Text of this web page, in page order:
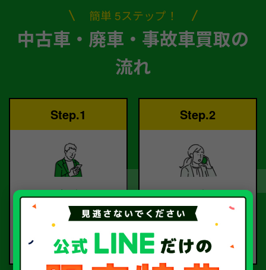
簡単 5ステップ！
中古車・廃車・事故車買取の
流れ
Step.1
ご依頼
お電話または査定フォー
ご依頼ください。
Step.2
査定
査定のプロが
お電話で回答いたしま
す。